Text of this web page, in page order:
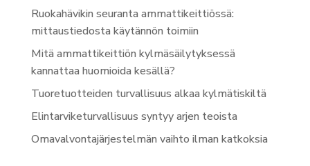
Ruokahävikin seuranta ammattikeittiössä:
mittaustiedosta käytännön toimiin
Mitä ammattikeittiön kylmäsäilytyksessä
kannattaa huomioida kesällä?
Tuoretuotteiden turvallisuus alkaa kylmätiskiltä
Elintarviketurvallisuus syntyy arjen teoista
Omavalvontajärjestelmän vaihto ilman katkoksia